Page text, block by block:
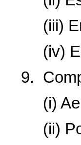
(iii)
(iv)
9.
(i)
(ii)